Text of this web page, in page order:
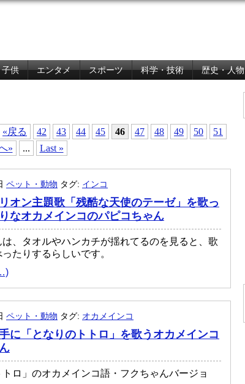
子供 エンタメ スポーツ 科学・技術 歴史・人物
«戻る 42 43 44 45 46 47 48 49 50
51
»
... Last »
ペット・動物 タグ: インコ
オン主題歌「残酷な天使のテーゼ」を歌っ
なオカメインコのパピコちゃん
、タオルやハンカチが揺れてるのを見ると、歌
たりするらしいです。
ペット・動物 タグ: オカメインコ
に「となりのトトロ」を歌うオカメインコ
トロ」のオカメインコ語・フクちゃんバージョ